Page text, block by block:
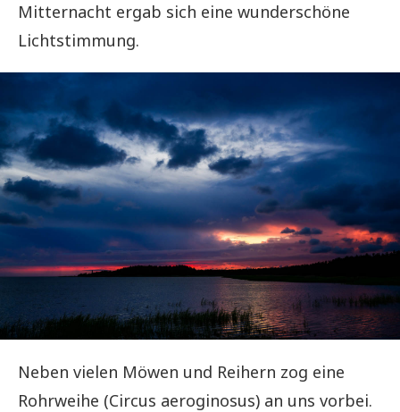
Mitternacht ergab sich eine wunderschöne
Lichtstimmung.
Neben vielen Möwen und Reihern zog eine
Rohrweihe (Circus aeroginosus) an uns vorbei.